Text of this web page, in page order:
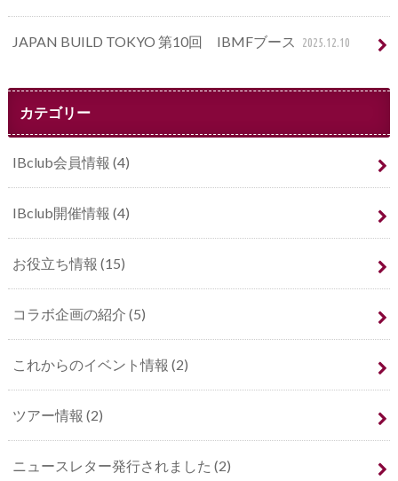
JAPAN BUILD TOKYO 第10回 IBMFブース 2025.12.10
カテゴリー
IBclub会員情報 (4)
IBclub開催情報 (4)
お役立ち情報 (15)
コラボ企画の紹介 (5)
これからのイベント情報 (2)
ツアー情報 (2)
ニュースレター発行されました (2)